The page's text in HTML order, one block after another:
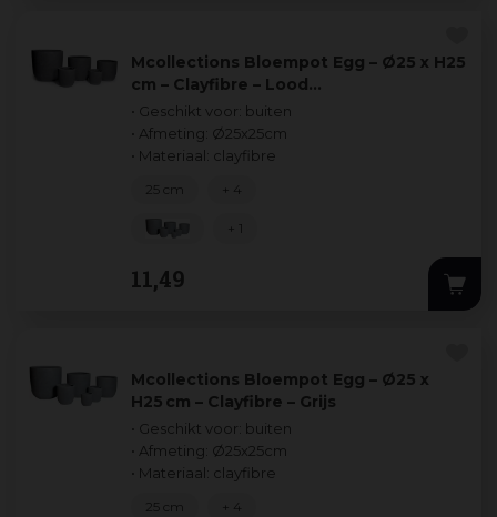
Mcollections Bloempot Egg – Ø25 x H25
cm – Clayfibre – Lood…
• Geschikt voor: buiten
• Afmeting: Ø25x25cm
• Materiaal: clayfibre
11,49
25 cm + 4
+ 1
Mcollections Bloempot Egg – Ø25 x
H25 cm – Clayfibre – Grijs
• Geschikt voor: buiten
• Afmeting: Ø25x25cm
• Materiaal: clayfibre
25 cm + 4